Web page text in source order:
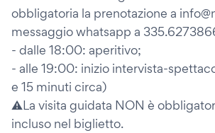
obbligatoria la prenotazione a
messaggio whatsapp a
- dalle 18:00: aperitivo;
- alle 19:00: inizio intervista-
e 15 minuti circa)
⚠️La visita guidata NON è
incluso nel biglietto.